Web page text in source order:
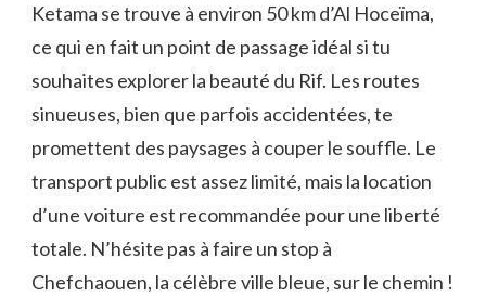
Ketama se trouve à environ 50 km d’Al Hoceïma,
ce qui en fait un point de passage idéal si tu
souhaites explorer la beauté du Rif. Les routes
sinueuses, bien que parfois accidentées, te
promettent des paysages à couper le souffle. Le
transport public est assez limité, mais la location
d’une voiture est recommandée pour une liberté
totale. N’hésite pas à faire un stop à
Chefchaouen, la célèbre ville bleue, sur le chemin !